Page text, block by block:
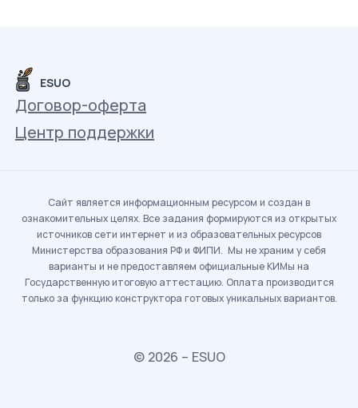
ESUO
Договор-оферта
Центр поддержки
Сайт является информационным ресурсом и создан в
ознакомительных целях. Все задания формируются из открытых
источников сети интернет и из образовательных ресурсов
Министерства образования РФ и ФИПИ. Мы не храним у себя
варианты и не предоставляем официальные КИМы на
Государственную итоговую аттестацию. Оплата производится
только за функцию конструктора готовых уникальных вариантов.
© 2026 – ESUO